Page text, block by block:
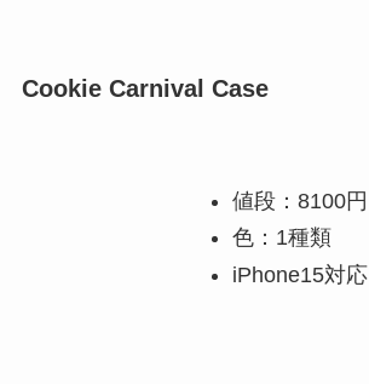
Cookie Carnival Case
値段：8100円
色：1種類
iPhone15対応